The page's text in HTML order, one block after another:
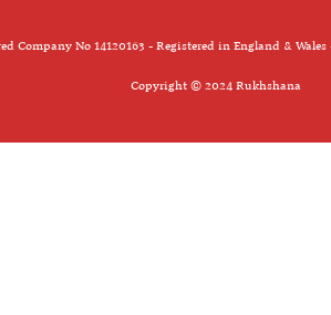
Company No 14120163 - Registered in England &
Copyright © 2024 Rukhshana